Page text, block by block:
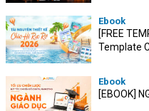
Ebook
[FREE
Template
Ebook
[EBOOK]